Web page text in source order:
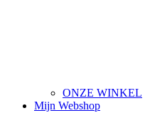
ONZE WINKEL
Mijn Webshop